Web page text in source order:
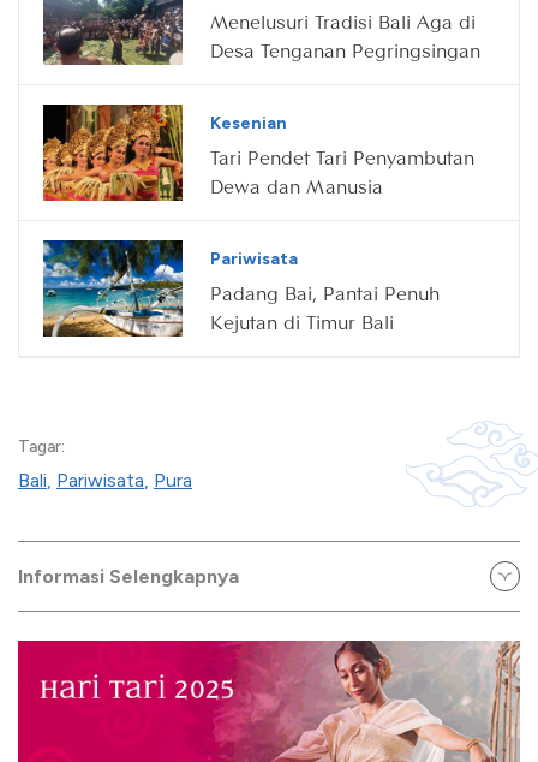
Menelusuri Tradisi Bali Aga di
Desa Tenganan Pegringsingan
Kesenian
Tari Pendet Tari Penyambutan
Dewa dan Manusia
Pariwisata
Padang Bai, Pantai Penuh
Kejutan di Timur Bali
Tagar:
Bali, Pariwisata, Pura
Informasi Selengkapnya